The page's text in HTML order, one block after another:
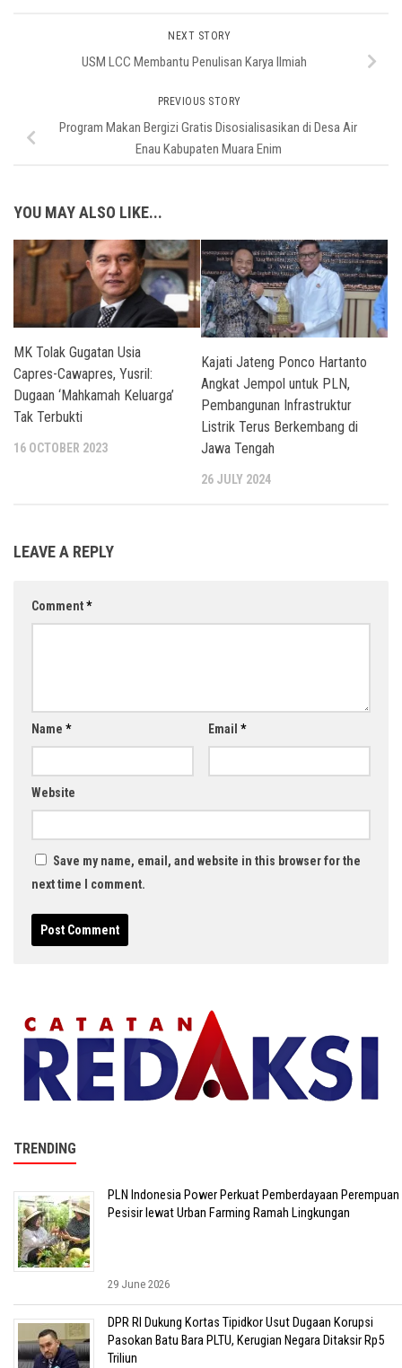
NEXT STORY
USM LCC Membantu Penulisan Karya Ilmiah
PREVIOUS STORY
Program Makan Bergizi Gratis Disosialisasikan di Desa Air
Enau Kabupaten Muara Enim
YOU MAY ALSO LIKE...
MK Tolak Gugatan Usia
Capres-Cawapres, Yusril:
Dugaan ‘Mahkamah Keluarga’
Tak Terbukti
16 OCTOBER 2023
Kajati Jateng Ponco Hartanto
Angkat Jempol untuk PLN,
Pembangunan Infrastruktur
Listrik Terus Berkembang di
Jawa Tengah
26 JULY 2024
LEAVE A REPLY
Comment*
Name * Email *
Website
Save my name, email, and website in this browser for the
next time I comment.
TRENDING
PLN Indonesia Power Perkuat Pemberdayaan Perempuan
Pesisir lewat Urban Farming Ramah Lingkungan
29 June 2026
DPR RI Dukung Kortas Tipidkor Usut Dugaan Korupsi
Pasokan Batu Bara PLTU, Kerugian Negara Ditaksir Rp5
Triliun